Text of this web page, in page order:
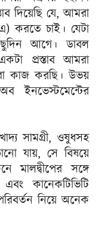
দিয়েছি যে, আমরা
করতে চাই। যেটা
আগে। ডাবল
প্রস্তাব আমরা
কাজ করছি। উভয়
ইনভেস্টমেন্টের
সামগ্রী, ওষুধসহ
যায়, সে বিষয়ে
মালদ্বীপের সঙ্গে
কানেকটিভিটি
নিয়ে অনেক